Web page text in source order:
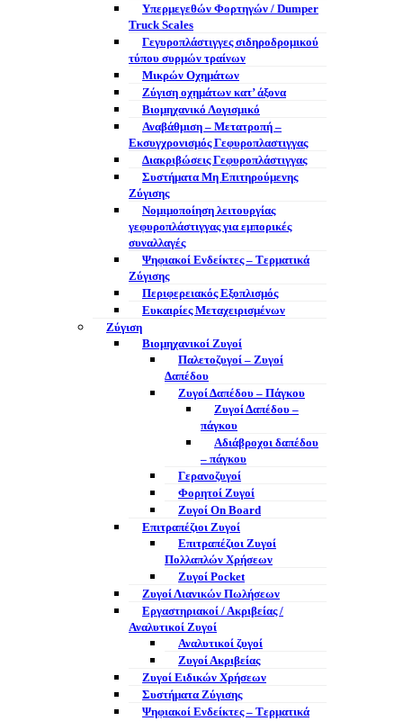
Υπερμεγεθών Φορτηγών / Dumper
Truck Scales
Γεγυροπλάστιγγες σιδηροδρομικού
τύπου συρμών τραίνων
Μικρών Οχημάτων
Ζύγιση οχημάτων κατ’ άξονα
Βιομηχανικό Λογισμικό
Αναβάθμιση – Μετατροπή –
Εκσυγχρονισμός Γεφυροπλαστιγγας
Διακριβώσεις Γεφυροπλάστιγγας
Συστήματα Μη Επιτηρούμενης
Ζύγισης
Νομιμοποίηση λειτουργίας
γεφυροπλάστιγγας για εμπορικές
συναλλαγές
Ψηφιακοί Ενδείκτες – Tερματικά
Ζύγισης
Περιφερειακός Εξοπλισμός
Ευκαιρίες Μεταχειρισμένων
Ζύγιση
Βιομηχανικοί Ζυγοί
Παλετοζυγοί – Ζυγοί
Δαπέδου
Ζυγοί Δαπέδου – Πάγκου
Ζυγοί Δαπέδου –
πάγκου
Αδιάβροχοι δαπέδου
– πάγκου
Γερανοζυγοί
Φορητοί Ζυγοί
Ζυγοί On Board
Επιτραπέζιοι Ζυγοί
Επιτραπέζιοι Ζυγοί
Πολλαπλών Χρήσεων
Ζυγοί Pocket
Ζυγοί Λιανικών Πωλήσεων
Εργαστηριακοί / Ακριβείας /
Αναλυτικοί Ζυγοί
Αναλυτικοί ζυγοί
Ζυγοί Ακριβείας
Ζυγοί Ειδικών Χρήσεων
Συστήματα Ζύγισης
Ψηφιακοί Ενδείκτες – Tερματικά